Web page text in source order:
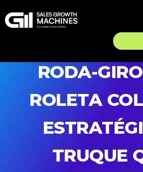
RODA-
ROLETA
TRUQUE